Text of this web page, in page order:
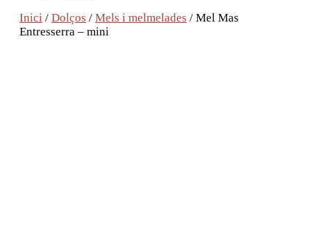
Inici / Dolços / Mels i melmelades / Mel Mas
Entresserra – mini